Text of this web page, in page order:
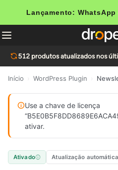
Lançamento: WhatsApp
512 produtos atualizados nos
Início WordPress Plugin
Use a chave de licença
ativar.
Ativado Atualização automática